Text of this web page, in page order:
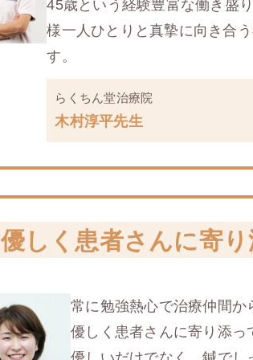
45歳という経験豊富な働き盛
様一人ひとりと真摯に向き合
す。
らくちん堂治療院
木村淳平先生
優しく患者さんに寄り
常に勉強熱心で治療仲間か
優しく患者さんに寄り添っ